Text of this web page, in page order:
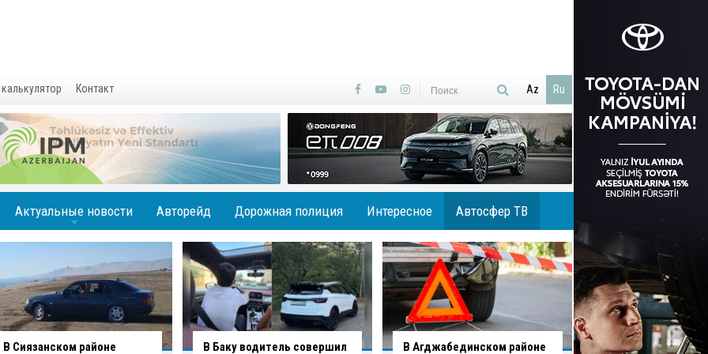
Контакт Az Ru
Актуальные новости Авторейд Дорожная полиция Интересное Автосфер ТВ
В Баку водитель совершил
В Агджабединском районе
В Хырдалане обрушился
В Гаджигабуле